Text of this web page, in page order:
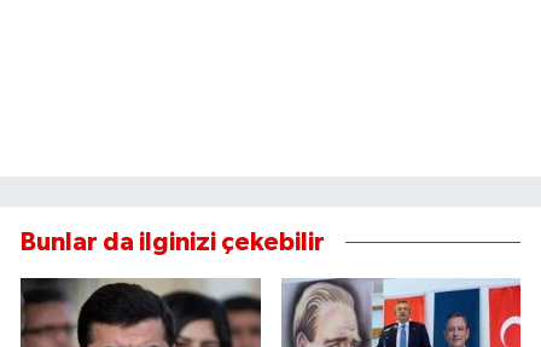
Bunlar da ilginizi çekebilir